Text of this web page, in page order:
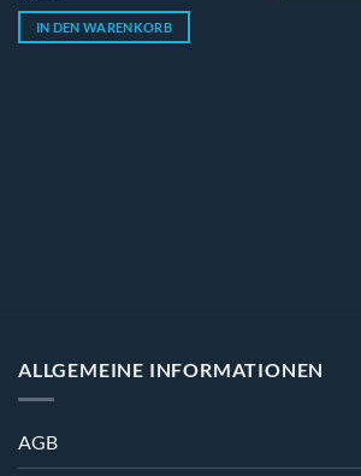
IN DEN WARENKORB
ALLGEMEINE INFORMATIONEN
AGB